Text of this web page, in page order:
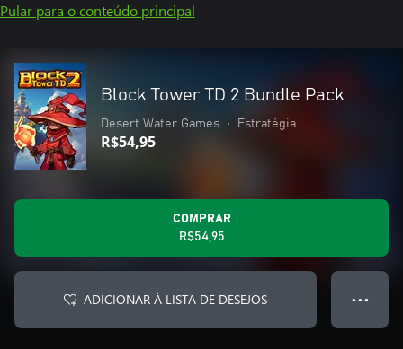
Pular para o conteúdo principal
Block Tower TD 2 Bundle Pack
Desert Water Games • Estratégia
R$54,95
COMPRAR
R$54,95
ADICIONAR À LISTA DE DESEJOS ● ● ●